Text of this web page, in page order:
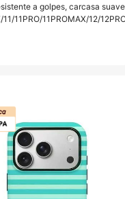
a golpes, carcasa
11PRO/11PROMAX/12/